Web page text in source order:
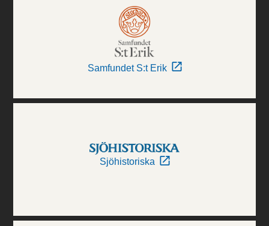
Samfundet S:t Erik
Sjöhistoriska